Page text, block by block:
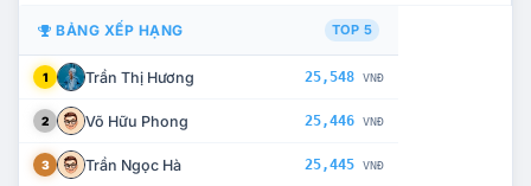
BẢNG XẾP HẠNG TOP 5
1 Trần Thị Hương 25,548 VNĐ
2 Võ Hữu Phong 25,446 VNĐ
3 Trần Ngọc Hà 25,445 VNĐ